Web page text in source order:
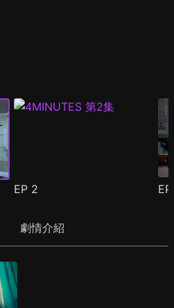
EP 2
劇情介紹